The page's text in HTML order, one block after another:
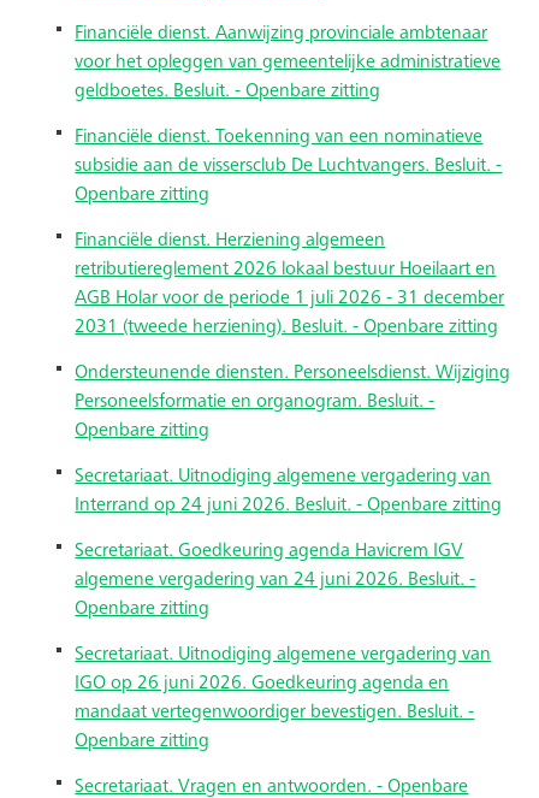
Financiële dienst. Aanwijzing provinciale ambtenaar
voor het opleggen van gemeentelijke administratieve
geldboetes. Besluit. - Openbare zitting
Financiële dienst. Toekenning van een nominatieve
subsidie aan de vissersclub De Luchtvangers. Besluit. -
Openbare zitting
Financiële dienst. Herziening algemeen
retributiereglement 2026 lokaal bestuur Hoeilaart en
AGB Holar voor de periode 1 juli 2026 - 31 december
2031 (tweede herziening). Besluit. - Openbare zitting
Ondersteunende diensten. Personeelsdienst. Wijziging
Personeelsformatie en organogram. Besluit. -
Openbare zitting
Secretariaat. Uitnodiging algemene vergadering van
Interrand op 24 juni 2026. Besluit. - Openbare zitting
Secretariaat. Goedkeuring agenda Havicrem IGV
algemene vergadering van 24 juni 2026. Besluit. -
Openbare zitting
Secretariaat. Uitnodiging algemene vergadering van
IGO op 26 juni 2026. Goedkeuring agenda en
mandaat vertegenwoordiger bevestigen. Besluit. -
Openbare zitting
Secretariaat. Vragen en antwoorden. - Openbare